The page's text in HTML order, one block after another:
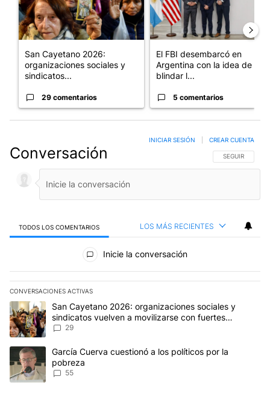
San Cayetano 2026:
organizaciones sociales y
sindicatos...
29 comentarios
El FBI desembarcó en
Argentina con la idea de
blindar l...
5 comentarios
Conversación SIGA ESTA
SEGUIR
INICIAR SESIÓN CREAR CUENTA
TODOS LOS COMENTARIOS LOS MÁS RECIENTES
Todos los comentarios
Inicie la conversación
CONVERSACIONES ACTIVAS
Este listado muestra los artículos con más comentarios en los
Un artículo de tendencia con el título "San Cayetano 2026:
San Cayetano 2026: organizaciones sociales y
sindicatos vuelven a movilizarse con fuertes
reclamos al Gobierno
29
Un artículo de tendencia con el título "García Cuerva cuestionó
García Cuerva cuestionó a los políticos por la
pobreza
55